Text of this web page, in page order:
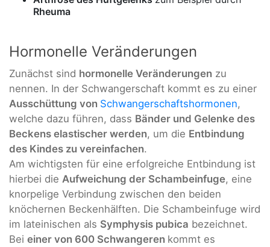
Rheuma
Hormonelle Veränderungen
Zunächst sind hormonelle Veränderungen zu
nennen. In der Schwangerschaft kommt es zu einer
Ausschüttung von Schwangerschaftshormonen,
welche dazu führen, dass Bänder und Gelenke des
Beckens elastischer werden, um die Entbindung
des Kindes zu vereinfachen.
Am wichtigsten für eine erfolgreiche Entbindung ist
hierbei die Aufweichung der Schambeinfuge, eine
knorpelige Verbindung zwischen den beiden
knöchernen Beckenhälften. Die Schambeinfuge wird
im lateinischen als Symphysis pubica bezeichnet.
Bei einer von 600 Schwangeren kommt es